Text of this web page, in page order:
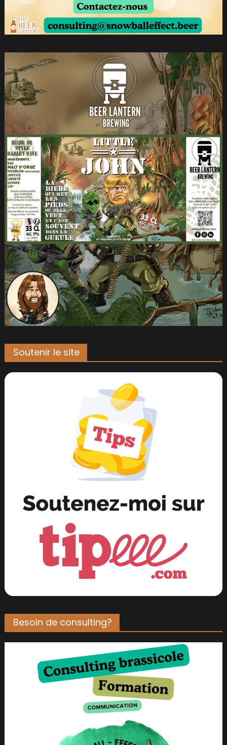
Soutenir le site
Besoin de consulting?